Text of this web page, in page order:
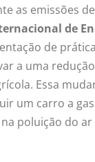
as emissões de
de
de
a uma
Essa
um carro a
poluição do ar